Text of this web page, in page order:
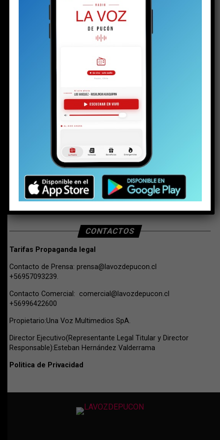
BUSCAR
CONTACTOS
Tarifas Propaganda legal
Contacto de Prensa: prensa@lavozdepucon.cl
+56957093239.
Contacto Comercial: comercial@lavozdepucon.cl
+56996422600
Propietario:Una Voz Multimedios SpA.
Director Ejecutivo(Representante Legal Titular y Director
Responsable):Esteban Hernández Valderrama
Politica de Privacidad